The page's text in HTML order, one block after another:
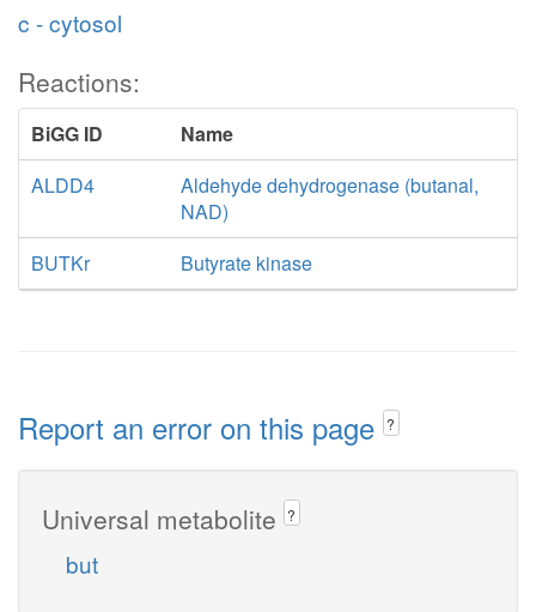
c - cytosol
Reactions:
BiGG ID
Name
ALDD4
Aldehyde dehydrogenase (butanal,
NAD)
BUTKr
Butyrate kinase
Report an error on this page ?
Universal metabolite ?
but